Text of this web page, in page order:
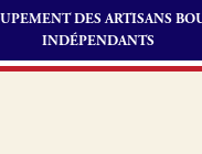
DES ARTISANS
INDÉPENDANTS